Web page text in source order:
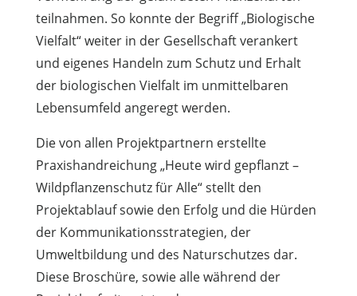
teilnahmen. So konnte der Begriff „Biologische
Vielfalt“ weiter in der Gesellschaft verankert
und eigenes Handeln zum Schutz und Erhalt
der biologischen Vielfalt im unmittelbaren
Lebensumfeld angeregt werden.
Die von allen Projektpartnern erstellte
Praxishandreichung „Heute wird gepflanzt –
Wildpflanzenschutz für Alle“ stellt den
Projektablauf sowie den Erfolg und die Hürden
der Kommunikationsstrategien, der
Umweltbildung und des Naturschutzes dar.
Diese Broschüre, sowie alle während der